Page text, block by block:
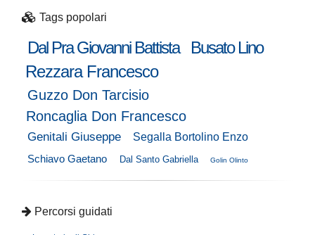
Tags popolari
Dal Pra Giovanni Battista
Busato Lino
Rezzara Francesco
Guzzo Don Tarcisio
Roncaglia Don Francesco
Genitali Giuseppe
Segalla Bortolino Enzo
Schiavo Gaetano
Dal Santo Gabriella Golin Olinto
Percorsi guidati